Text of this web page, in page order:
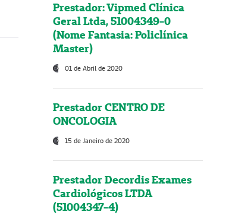
Prestador: Vipmed Clínica
Geral Ltda, 51004349-0
(Nome Fantasia: Policlínica
Master)
01 de Abril de 2020
Prestador CENTRO DE
ONCOLOGIA
15 de Janeiro de 2020
Prestador Decordis Exames
Cardiológicos LTDA
(51004347-4)